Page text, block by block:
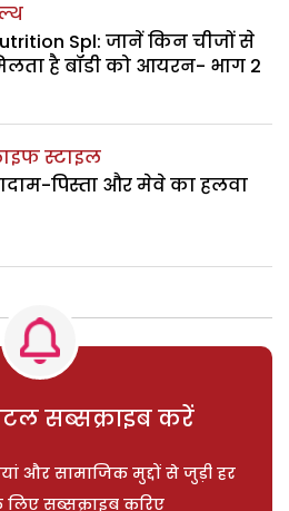
Spl: जानें किन चीजों से
है बॉडी को आयरन- भाग 2
स्टाइल
पिस्ता और मेवे का हलवा
सब्सक्राइब करें
और सामाजिक मुद्दों से जुड़ी हर
सब्सक्राइब करिए